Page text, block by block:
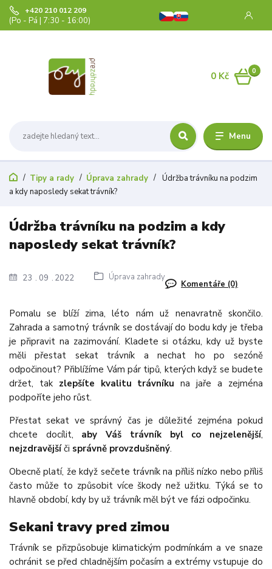
Menu
+420 210 012 209
(Po - Pá | 7:30 - 16:00)
0
0 Kč
Tipy a rady Úprava zahrady
Údržba trávníku na podzim
a kdy naposledy sekat trávník?
23 09 2022 Úprava zahrady
Komentáře (0)
Údržba trávníku na podzim a kdy
naposledy sekat trávník?
Pomalu se blíží zima, léto nám už nenavratně skončilo.
Zahrada a samotný trávník se dostávají do bodu kdy je třeba
je připravit na zazimování. Kladete si otázku, kdy už byste
měli přestat sekat trávník a nechat ho po sezóně
odpočinout? Přiblížíme Vám pár tipů, kterých když se budete
držet, tak zlepšíte kvalitu trávníku na jaře a zejména
podpoříte jeho růst.
Přestat sekat ve správný čas je důležité zejména pokud
chcete docílit, aby Váš trávník byl co nejzelenější,
nejzdravějšíči správně provzdušněný.
Obecně platí, že když sečete trávník na příliš nízko nebo příliš
často může to způsobit více škody než užitku. Týká se to
hlavně období, kdy by už trávník měl být ve fázi odpočinku.
Sekani travy pred zimou
Trávník se přizpůsobuje klimatickým podmínkám a ve snaze
ochránit se před chladnějším počasím a extrémy vstupuje do